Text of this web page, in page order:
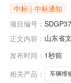
中标｜中标通知
项目编号：
正文内容： 山东省
南瑞之
发布时间： 1秒前
相关产品：
车辆维